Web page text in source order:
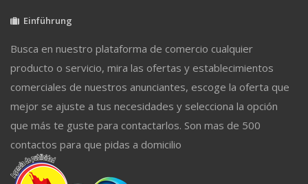
Einführung
Busca en nuestro plataforma de comercio cualquier
producto o servicio, mira las ofertas y establecimientos
comerciales de nuestros anunciantes, escoge la oferta que
mejor se ajuste a tus necesidades y selecciona la opción
que más te guste para contactarlos. Son mas de 500
contactos para que pidas a domicilio